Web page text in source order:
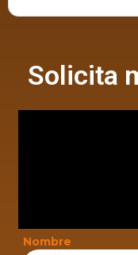
Solicita
Nombre